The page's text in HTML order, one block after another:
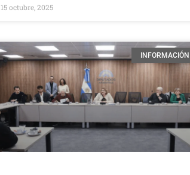
15 octubre, 2025
INFORMACIÓN